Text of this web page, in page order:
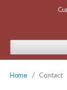
Home / Contact